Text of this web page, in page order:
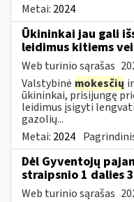
Metai: 2024
Ūkininkai jau gali
leidimus kitiems
Web turinio sąrašas
Valstybinė mokesčių
ūkininkai, prisijungę
leidimus įsigyti
gazolių...
Metai: 2024
Dėl Gyventojų
straipsnio 1 dalies
Web turinio sąrašas